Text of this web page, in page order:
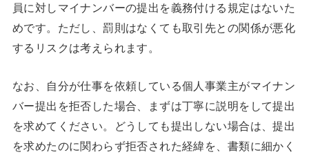
員に対しマイナンバーの提出を義務付ける規定はないた
めです。ただし、罰則はなくても取引先との関係が悪化
するリスクは考えられます。
なお、自分が仕事を依頼している個人事業主がマイナン
バー提出を拒否した場合、まずは丁寧に説明をして提出
を求めてください。どうしても提出しない場合は、提出
を求めたのに関わらず拒否された経緯を、書類に細かく